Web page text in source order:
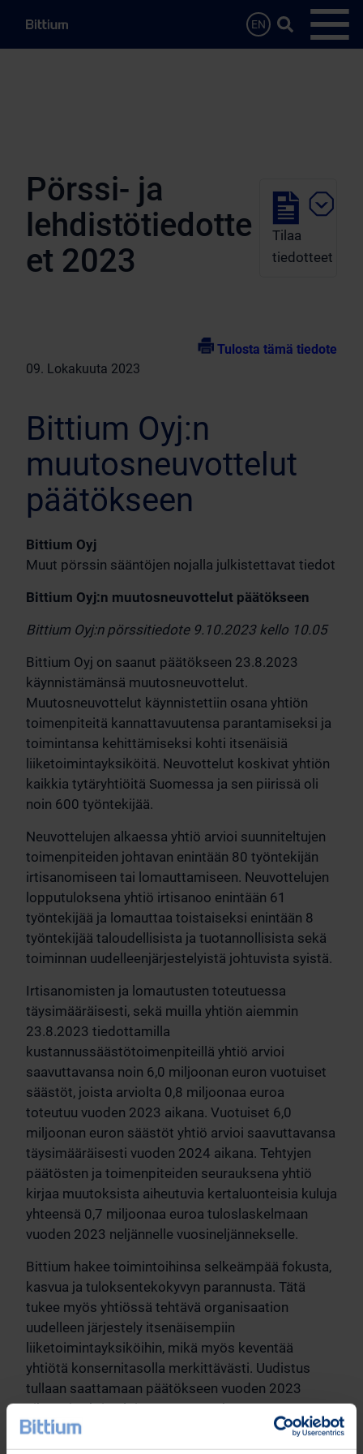
EN
Hae…
Avaa
Pörssi- ja
lehdistötiedotte
et 2023
Tilaa
tiedotteet
Tulosta tämä tiedote
09. Lokakuuta 2023
Bittium Oyj:n
muutosneuvottelut
päätökseen
Bittium Oyj
Muut pörssin sääntöjen nojalla julkistettavat tiedot
Bittium Oyj:n muutosneuvottelut päätökseen
Bittium Oyj:n pörssitiedote 9.10.2023 kello 10.05
Bittium Oyj on saanut päätökseen 23.8.2023
käynnistämänsä muutosneuvottelut.
Muutosneuvottelut käynnistettiin osana yhtiön
toimenpiteitä kannattavuutensa parantamiseksi ja
toimintansa kehittämiseksi kohti itsenäisiä
liiketoimintayksiköitä. Neuvottelut koskivat yhtiön
kaikkia tytäryhtiöitä Suomessa ja sen piirissä oli
noin 600 työntekijää.
Neuvottelujen alkaessa yhtiö arvioi suunniteltujen
toimenpiteiden johtavan enintään 80 työntekijän
irtisanomiseen tai lomauttamiseen. Neuvottelujen
lopputuloksena yhtiö irtisanoo enintään 61
työntekijää ja lomauttaa toistaiseksi enintään 8
työntekijää taloudellisista ja tuotannollisista sekä
toiminnan uudelleenjärjestelyistä johtuvista syistä.
Irtisanomisten ja lomautusten toteutuessa
täysimääräisesti, sekä muilla yhtiön aiemmin
23.8.2023 tiedottamilla
kustannussäästötoimenpiteillä yhtiö arvioi
saavuttavansa noin 6,0 miljoonan euron vuotuiset
säästöt, joista arviolta 0,8 miljoonaa euroa
toteutuu vuoden 2023 aikana. Vuotuiset 6,0
miljoonan euron säästöt yhtiö arvioi saavuttavansa
täysimääräisesti vuoden 2024 aikana. Tehtyjen
päätösten ja toimenpiteiden seurauksena yhtiö
kirjaa muutoksista aiheutuvia kertaluonteisia kuluja
yhteensä 0,7 miljoonaa euroa tuloslaskelmaan
vuoden 2023 neljännelle vuosineljännekselle.
Bittium hakee toimintoihinsa selkeämpää fokusta,
kasvua ja tuloksentekokyvyn parannusta. Tätä
tukee myös yhtiössä tehtävä organisaation
uudelleen järjestely itsenäisempiin
liiketoimintayksiköihin, mikä myös keventää
yhtiötä konsernitasolla merkittävästi. Uudistus
tullaan saattamaan päätökseen vuoden 2023
aikana ja yhtiö aloittaa uuteen rakenteeseen
pohjautuvan segmenttiraportoinnin viimeistään
vuoden 2024 alusta. Kannattavuuden